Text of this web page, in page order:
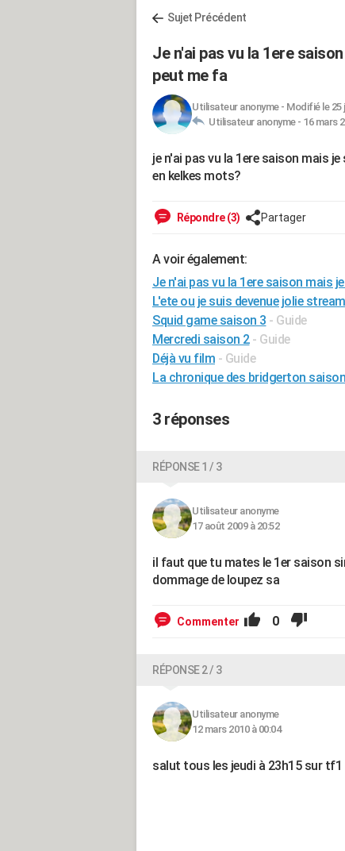
Sujet Précédent
Je n'ai pas vu la 1ere
peut me fa
Utilisateur anonyme- Modifié le 25
Utilisateur anonyme - 16 mars
je n'ai pas vu la 1ere saison mais
en kelkes mots?
Répondre (3) Partager
A voir également:
Je n'ai pas vu la 1ere saison mais
L'ete ou je suis devenue jolie
Squid game saison 3 - Guide
Mercredi saison 2 - Guide
Déjà vu film - Guide
La chronique des bridgerton
3 réponses
RÉPONSE 1 / 3
Utilisateur anonyme
17 août 2009 à 20:52
il faut que tu mates le 1er saison
dommage de loupez sa
Commenter 0
RÉPONSE 2 / 3
Utilisateur anonyme
12 mars 2010 à 00:04
salut tous les jeudi à 23h15 sur tf1